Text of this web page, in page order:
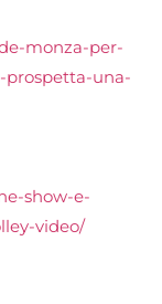
monza-per-
prospetta-una-
show-e-
video/